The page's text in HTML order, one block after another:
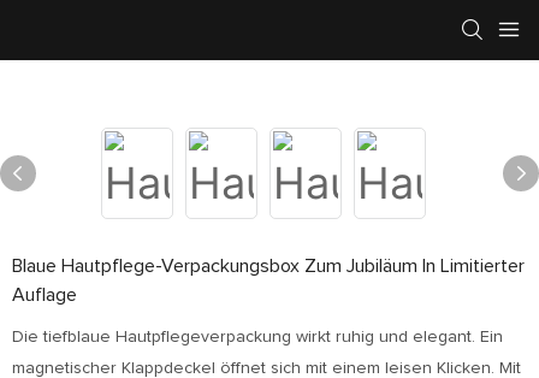
Blaue Hautpflege-Verpackungsbox Zum Jubiläum In Limitierter
Auflage
Die tiefblaue Hautpflegeverpackung wirkt ruhig und elegant. Ein
magnetischer Klappdeckel öffnet sich mit einem leisen Klicken. Mit